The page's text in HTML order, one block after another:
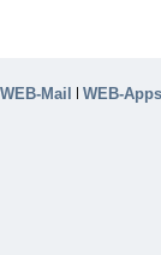
WEB-Mail | WEB-Apps